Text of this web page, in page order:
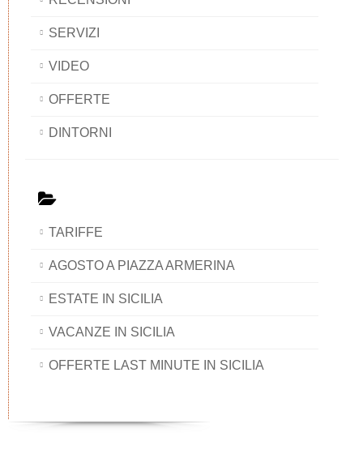
SERVIZI
VIDEO
OFFERTE
DINTORNI
TARIFFE
AGOSTO A PIAZZA ARMERINA
ESTATE IN SICILIA
VACANZE IN SICILIA
OFFERTE LAST MINUTE IN SICILIA